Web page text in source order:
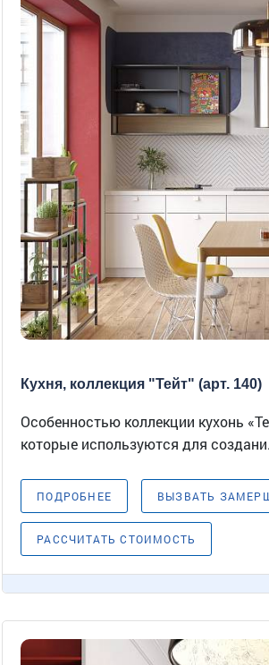
Кухня, коллекция "Тейт" (арт. 140)
Особенностью коллекции кухонь
которые используются для
ПОДРОБНЕЕ ВЫЗВАТЬ
РАССЧИТАТЬ СТОИМОСТЬ